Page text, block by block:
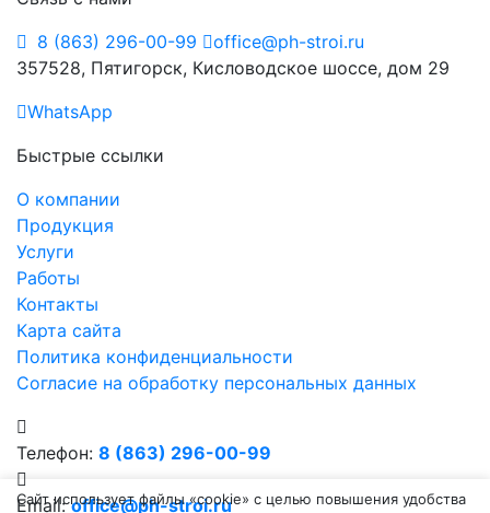
8 (863) 296-00-99
office@ph-stroi.ru
357528, Пятигорск, Кисловодское шоссе, дом 29
WhatsApp
Быстрые ссылки
О компании
Продукция
Услуги
Работы
Контакты
Карта сайта
Политика конфиденциальности
Согласие на обработку персональных данных
Телефон: 8 (863) 296-00-99
Email: office@ph-stroi.ru
Сайт использует файлы «cookie» с целью повышения удобства